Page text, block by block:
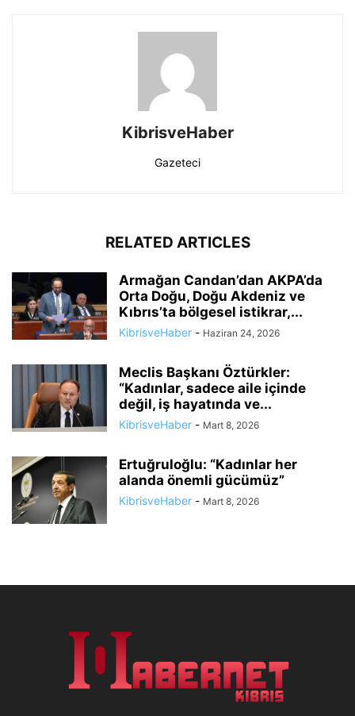
KibrisveHaber
Gazeteci
RELATED ARTICLES
Armağan Candan’dan AKPA’da
Orta Doğu, Doğu Akdeniz ve
Kıbrıs’ta bölgesel istikrar,...
KibrisveHaber - Haziran 24, 2026
Meclis Başkanı Öztürkler:
“Kadınlar, sadece aile içinde
değil, iş hayatında ve...
KibrisveHaber - Mart 8, 2026
Ertuğruloğlu: “Kadınlar her
alanda önemli gücümüz”
KibrisveHaber - Mart 8, 2026